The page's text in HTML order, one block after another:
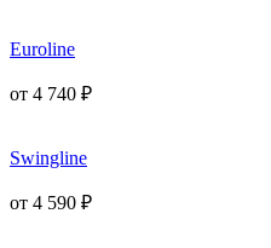
Euroline
от 4 740 ₽
Swingline
от 4 590 ₽